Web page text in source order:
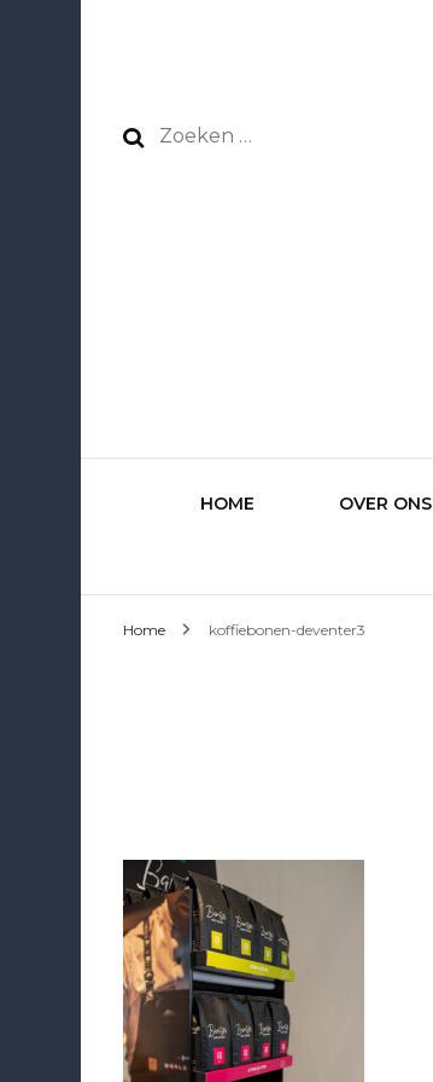
Zoeken
HOME OVER ONS
Home koffiebonen-deventer3